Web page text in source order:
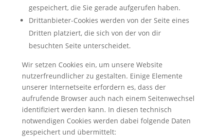
gespeichert, die Sie gerade aufgerufen haben.
Drittanbieter-Cookies werden von der Seite eines
Dritten platziert, die sich von der von dir
besuchten Seite unterscheidet.
Wir setzen Cookies ein, um unsere Website
nutzerfreundlicher zu gestalten. Einige Elemente
unserer Internetseite erfordern es, dass der
aufrufende Browser auch nach einem Seitenwechsel
identifiziert werden kann. In diesen technisch
notwendigen Cookies werden dabei folgende Daten
gespeichert und übermittelt: